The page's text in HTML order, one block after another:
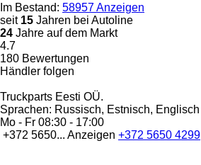
Im Bestand: 58957 Anzeigen
seit 15 Jahren bei Autoline
24 Jahre auf dem Markt
4.7
180 Bewertungen
Händler folgen
Truckparts Eesti OÜ.
Sprachen: Russisch, Estnisch, Englisch
Mo - Fr 08:30 - 17:00
+372 5650... Anzeigen +372 5650 4299